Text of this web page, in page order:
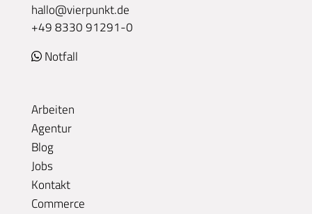
hallo@vierpunkt.de
+49 8330 91291-0
Notfall
Arbeiten
Agentur
Blog
Jobs
Kontakt
Commerce